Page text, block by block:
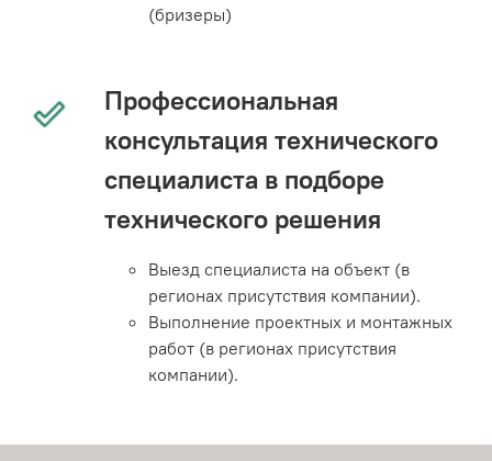
(бризеры)
Профессиональная
консультация технического
специалиста в подборе
технического решения
Выезд специалиста на объект (в
регионах присутствия компании).
Выполнение проектных и монтажных
работ (в регионах присутствия
компании).